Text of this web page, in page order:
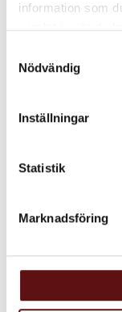
information som
Nödvändig
Inställningar
Statistik
Marknadsföring
Lägg till i favoriter
Hjärtliga
Presentpaket till
tycker om!